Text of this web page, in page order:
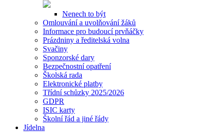
Nenech to být
Omlouvání a uvolňování žáků
Informace pro budoucí prvňáčky
Prázdniny a ředitelská volna
Svačiny
Sponzorské dary
Bezpečnostní opatření
Školská rada
Elektronické platby
Třídní schůzky 2025/2026
GDPR
ISIC karty
Školní řád a jiné řády
Jídelna